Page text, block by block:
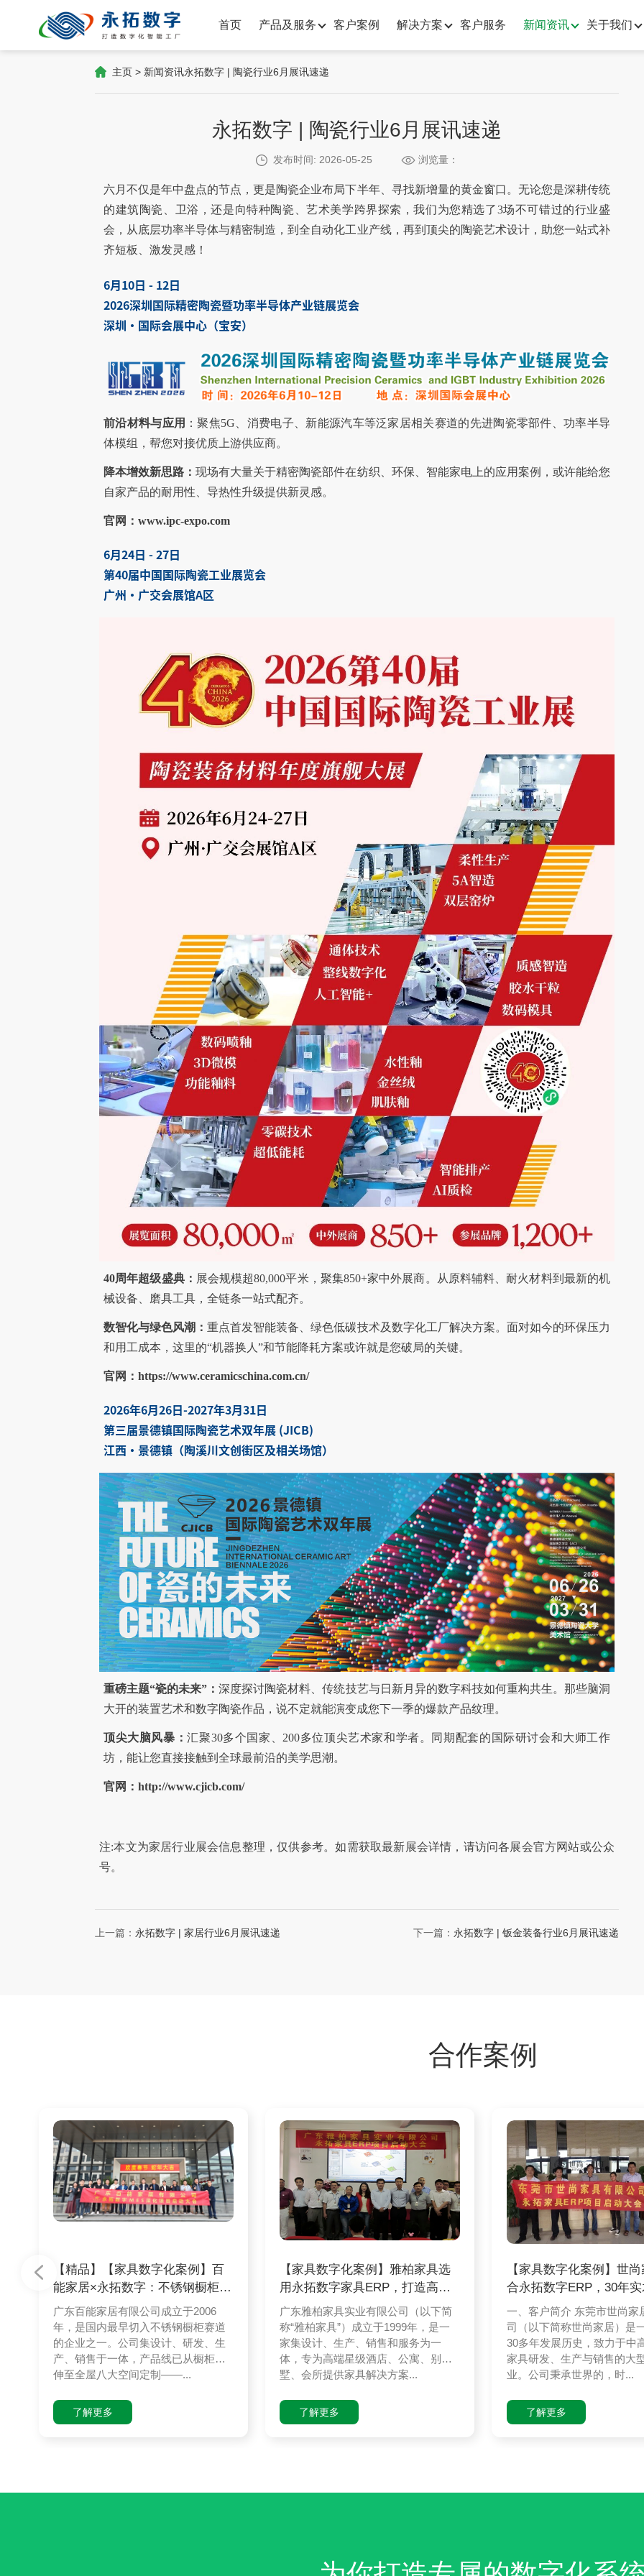
首页 产品及服务 客户案例 解决方案 客户服务 新闻资讯 关于我们
主页 > 新闻资讯永拓数字 | 陶瓷行业6月展讯速递
永拓数字 | 陶瓷行业6月展讯速递
发布时间: 2026-05-25 浏览量：
六月不仅是年中盘点的节点，更是陶瓷企业布局下半年、寻找新增量的黄金窗口。无论您是深耕传统
的建筑陶瓷、卫浴，还是向特种陶瓷、艺术美学跨界探索，我们为您精选了3场不可错过的行业盛
会，从底层功率半导体与精密制造，到全自动化工业产线，再到顶尖的陶瓷艺术设计，助您一站式补
齐短板、激发灵感！
6月10日 - 12日
2026深圳国际精密陶瓷暨功率半导体产业链展览会
深圳·国际会展中心（宝安）
前沿材料与应用 ：聚焦5G、消费电子、新能源汽车等泛家居相关赛道的先进陶瓷零部件、功率半导
体模组，帮您对接优质上游供应商。
降本增效新思路：现场有大量关于精密陶瓷部件在纺织、环保、智能家电上的应用案例，或许能给您
自家产品的耐用性、导热性升级提供新灵感。
官网：www.ipc-expo.com
6月24日 - 27日
第40届中国国际陶瓷工业展览会
广州·广交会展馆A区
40周年超级盛典： 展会规模超80,000平米，聚集850+家中外展商。从原料辅料、耐火材料到最新的机
械设备、磨具工具，全链条一站式配齐。
数智化与绿色风潮：重点首发智能装备、绿色低碳技术及数字化工厂解决方案。面对如今的环保压力
和用工成本，这里的“机器换人”和节能降耗方案或许就是您破局的关键。
官网：https://www.ceramicschina.com.cn/
2026年6月26日-2027年3月31日
第三届景德镇国际陶瓷艺术双年展 (JICB)
江西·景德镇（陶溪川文创街区及相关场馆）
重磅主题“瓷的未来”：深度探讨陶瓷材料、传统技艺与日新月异的数字科技如何重构共生。那些脑洞
大开的装置艺术和数字陶瓷作品，说不定就能演变成您下一季的爆款产品纹理。
顶尖大脑风暴：汇聚30多个国家、200多位顶尖艺术家和学者。同期配套的国际研讨会和大师工作
坊，能让您直接接触到全球最前沿的美学思潮。
官网：http://www.cjicb.com/
注:本文为家居行业展会信息整理，仅供参考。如需获取最新展会详情，请访问各展会官方网站或公众
号。
上一篇： 永拓数字 | 家居行业6月展讯速递 下一篇： 永拓数字 | 钣金装备行业6月展讯速递
【家具数字化案例】新力家居与永拓
ERP+MES携手打造标杆样板客户
一、客户介绍 中山市新力家居有限公司，是
【家具数字化案例】广州稳凯家具有限公
司签约永拓家具ERP、MES数字化案例
一、 客户介绍：深耕制造三十载的户外家具
专家 广州稳凯家具有限公司自1993年成立以
来，始终专注于金属、木质及户外家具的研发
永拓数字助力福建新特新金属数字化转
客户介绍：新特新金属是一家专业从事工
五金制品的外贸企业，拥有3万多平工厂，
项专利技术。此次新特新金属上线永拓五
合作案例
【精品】【家具数字化案例】百
能家居×永拓数字：不锈钢橱柜头
部品牌
广东百能家居有限公司成立于2006
年，是国内最早切入不锈钢橱柜赛道
的企业之一。公司集设计、研发、生
产、销售于一体，产品线已从橱柜延
伸至全屋八大空间定制——...
了解更多
【家具数字化案例】雅柏家具选
用永拓数字家具ERP，打造高端
酒店家具
广东雅柏家具实业有限公司（以下简
称“雅柏家具”）成立于1999年，是一
家集设计、生产、销售和服务为一
体，专为高端星级酒店、公寓、别
墅、会所提供家具解决方案...
了解更多
【家具数字化案例】世
合永拓数字ERP，30年
企业完成数
一、客户简介 东莞市世尚家
司（以下简称世尚家居）是
30多年发展历史，致力于中
家具研发、生产与销售的大
业。公司秉承世界的，时...
了解更多